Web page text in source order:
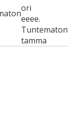
ori
eeee.
Tuntematon
tamma